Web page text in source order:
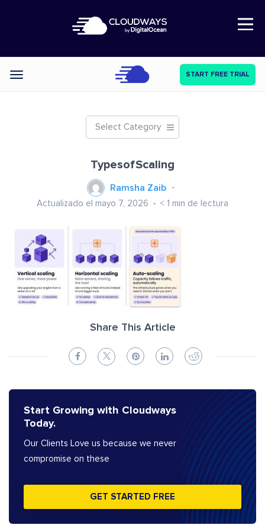
Open Nav
Categories START FREE TRIAL
Select Category
TypesofScaling
Ramsha Zaib
Actualizado el mayo 7, 2026 < 1 min de lectura
Share This Article
Start Growing with Cloudways
Today.
Our Clients Love us because we never
compromise on these
GET STARTED FREE